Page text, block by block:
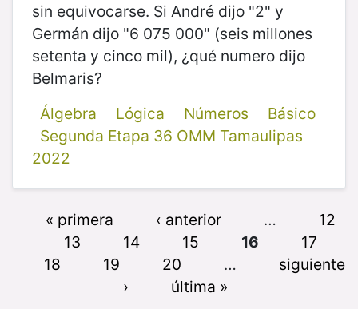
sin equivocarse. Si André dijo "2" y
Germán dijo "6 075 000" (seis millones
setenta y cinco mil), ¿qué numero dijo
Belmaris?
Álgebra
Lógica Números
Básico
Segunda Etapa 36 OMM Tamaulipas
2022
« primera ‹ anterior …
12
13
14 15 16
17
18
19 20 …
siguiente
›
última »